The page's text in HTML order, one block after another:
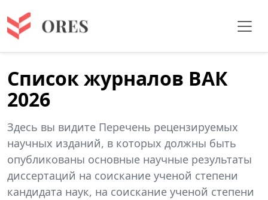
Список журналов ВАК
2026
Здесь вы видите Перечень рецензируемых
научных изданий, в которых должны быть
опубликованы основные научные результаты
диссертаций на соискание ученой степени
кандидата наук, на соискание ученой степени